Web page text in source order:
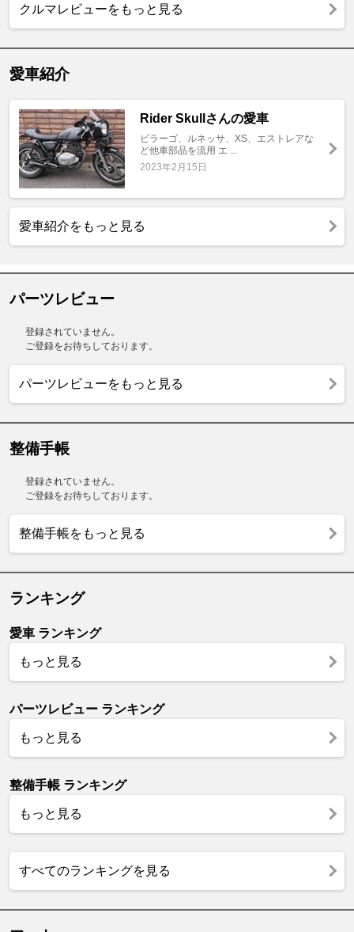
クルマレビューをもっと見る
愛車紹介
Rider Skullさんの愛車
ビラーゴ、ルネッサ、XS、エストレアな
ど他車部品を流用 エ ...
2023年2月15日
愛車紹介をもっと見る
パーツレビュー
登録されていません。
ご登録をお待ちしております。
パーツレビューをもっと見る
整備手帳
登録されていません。
ご登録をお待ちしております。
整備手帳をもっと見る
ランキング
愛車 ランキング
もっと見る
パーツレビュー ランキング
もっと見る
整備手帳 ランキング
もっと見る
すべてのランキングを見る